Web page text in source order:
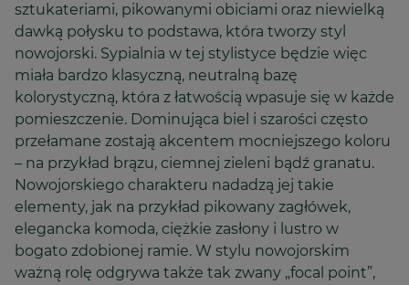
sztukateriami, pikowanymi obiciami oraz niewielką
dawką połysku to podstawa, która tworzy styl
nowojorski. Sypialnia w tej stylistyce będzie więc
miała bardzo klasyczną, neutralną bazę
kolorystyczną, która z łatwością wpasuje się w każde
pomieszczenie. Dominująca biel i szarości często
przełamane zostają akcentem mocniejszego koloru
– na przykład brązu, ciemnej zieleni bądź granatu.
Nowojorskiego charakteru nadadzą jej takie
elementy, jak na przykład pikowany zagłówek,
elegancka komoda, ciężkie zasłony i lustro w
bogato zdobionej ramie. W stylu nowojorskim
ważną rolę odgrywa także tak zwany „focal point”,